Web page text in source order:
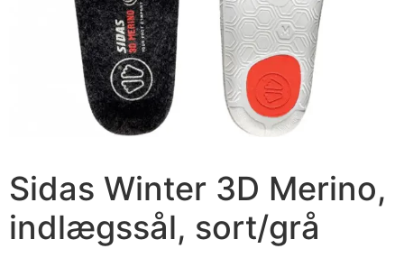
Sidas Winter 3D Merino,
indlægssål, sort/grå